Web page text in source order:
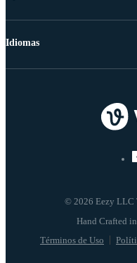
© 2026 Eezy LLC
Términos de Uso
Idiomas